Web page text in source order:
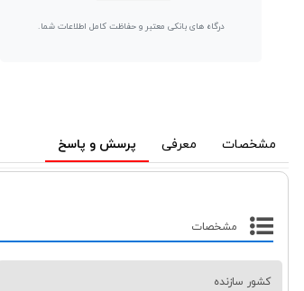
درگاه های بانکی معتبر و حفاظت کامل اطلاعات شما.
مشخصات معرفی پرسش و پاسخ
مشخصات
کشور سازنده